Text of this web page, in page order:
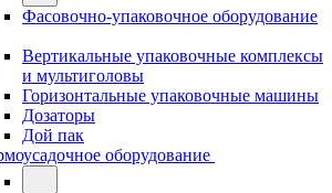
Фасовочно-упаковочное оборудование
Вертикальные упаковочные комплексы
и мультиголовы
Горизонтальные упаковочные машины
Дозаторы
Дой пак
оборудование